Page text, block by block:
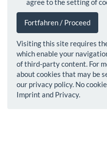
agree to the setting of
Fortfahren / Proceed
Visiting this site requires
which enable your
of third-party content. For
about cookies that may be
our privacy policy. No
Imprint and Privacy.